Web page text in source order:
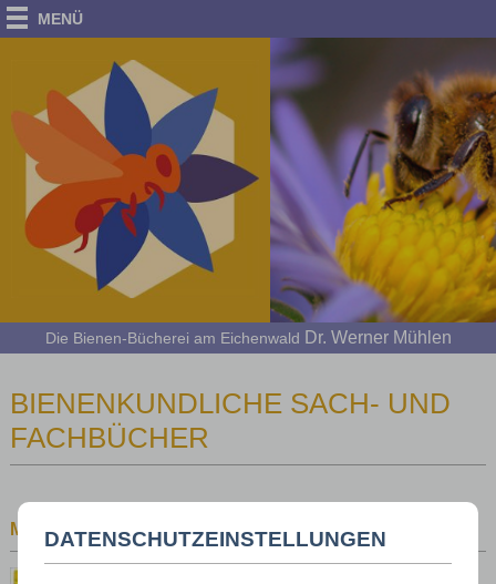
DATENSCHUTZEINSTELLUNGEN
MENÜ
Die Bienen-Bücherei am Eichenwald Dr. Werner Mühlen
BIENENKUNDLICHE SACH- UND
FACHBÜCHER
MENSCHEN UND BIENEN